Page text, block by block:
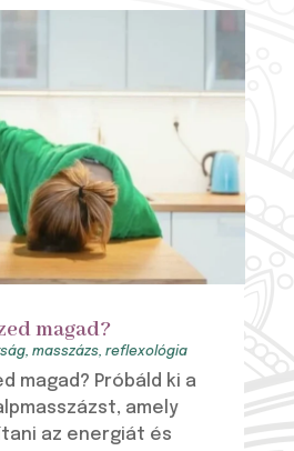
magad?
, masszázs, reflexológia
magad? Próbáld ki a
amely
az energiát és